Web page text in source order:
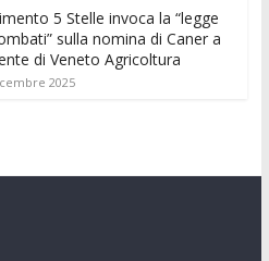
5 Stelle invoca la “legge
sulla nomina di Caner a
di Veneto Agricoltura
2025